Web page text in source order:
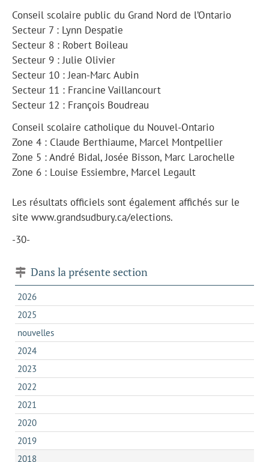
Conseil scolaire public du Grand Nord de l’Ontario
Secteur 7 : Lynn Despatie
Secteur 8 : Robert Boileau
Secteur 9 : Julie Olivier
Secteur 10 : Jean-Marc Aubin
Secteur 11 : Francine Vaillancourt
Secteur 12 : François Boudreau
Conseil scolaire catholique du Nouvel-Ontario
Zone 4 : Claude Berthiaume, Marcel Montpellier
Zone 5 : André Bidal, Josée Bisson, Marc Larochelle
Zone 6 : Louise Essiembre, Marcel Legault
Les résultats officiels sont également affichés sur le
site www.grandsudbury.ca/elections.
-30-
Dans la présente section
2026
2025
nouvelles
2024
2023
2022
2021
2020
2019
2018